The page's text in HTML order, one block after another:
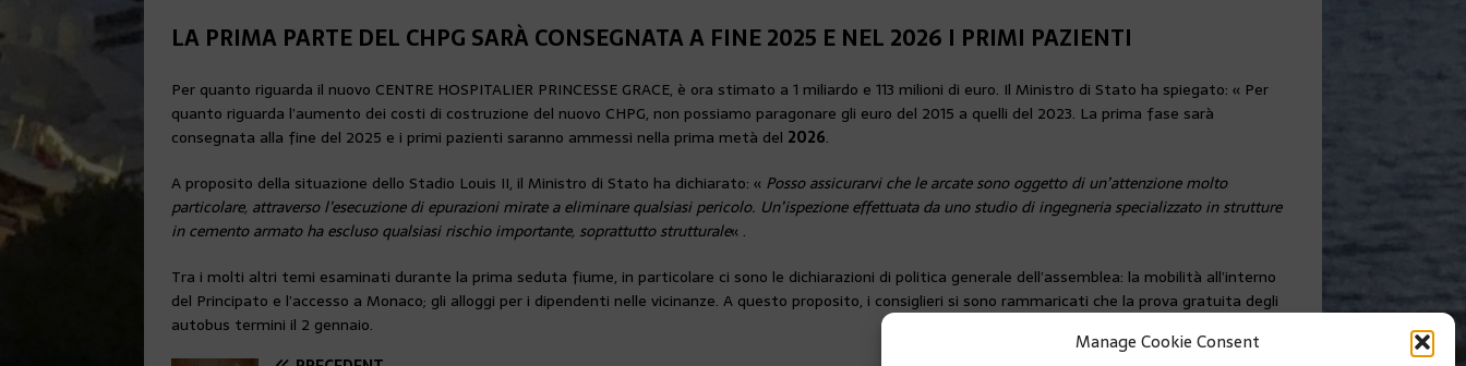
Manage Cookie Consent
LA PRIMA PARTE DEL CHPG SARÀ CONSEGNATA A FINE 2025 E NEL 2026 I PRIMI PAZIENTI
Per quanto riguarda il nuovo CENTRE HOSPITALIER PRINCESSE GRACE, è ora stimato a 1 miliardo e 113 milioni di euro. Il Ministro di Stato ha spiegato: « Per
quanto riguarda l’aumento dei costi di costruzione del nuovo CHPG, non possiamo paragonare gli euro del 2015 a quelli del 2023. La prima fase sarà
consegnata alla fine del 2025 e i primi pazienti saranno ammessi nella prima metà del 2026.
A proposito della situazione dello Stadio Louis II, il Ministro di Stato ha dichiarato: « Posso assicurarvi che le arcate sono oggetto di un’attenzione molto
particolare, attraverso l’esecuzione di epurazioni mirate a eliminare qualsiasi pericolo. Un’ispezione effettuata da uno studio di ingegneria specializzato in strutture
in cemento armato ha escluso qualsiasi rischio importante, soprattutto strutturale« .
Tra i molti altri temi esaminati durante la prima seduta fiume, in particolare ci sono le dichiarazioni di politica generale dell’assemblea: la mobilità all’interno
del Principato e l’accesso a Monaco; gli alloggi per i dipendenti nelle vicinanze. A questo proposito, i consiglieri si sono rammaricati che la prova gratuita degli
autobus termini il 2 gennaio.